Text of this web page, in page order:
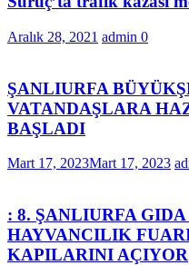
Aralık 28, 2021 admin 0
ŞANLIURFA
VATANDAŞLARA
BAŞLADI
Mart 17, 2023Mart 17, 2023
: 8. ŞANLIURFA
HAYVANCILIK
KAPILARINI AÇIYOR